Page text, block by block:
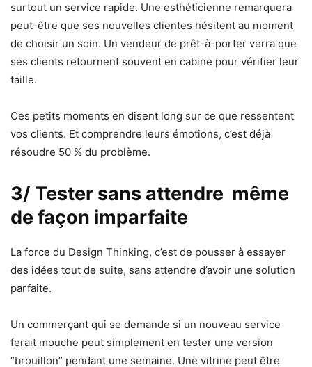
surtout un service rapide. Une esthéticienne remarquera
peut-être que ses nouvelles clientes hésitent au moment
de choisir un soin. Un vendeur de prêt-à-porter verra que
ses clients retournent souvent en cabine pour vérifier leur
taille.
Ces petits moments en disent long sur ce que ressentent
vos clients. Et comprendre leurs émotions, c’est déjà
résoudre 50 % du problème.
3/ Tester sans attendre même
de façon imparfaite
La force du Design Thinking, c’est de pousser à essayer
des idées tout de suite, sans attendre d’avoir une solution
parfaite.
Un commerçant qui se demande si un nouveau service
ferait mouche peut simplement en tester une version
“brouillon” pendant une semaine. Une vitrine peut être